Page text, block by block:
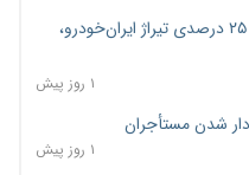
ترمز تولید خودرو کشیده شد؛ افت ۲۵ درصدی تیراژ ایران‌خودرو،
۱ روز پیش
شدن مستأجران
۱ روز پیش